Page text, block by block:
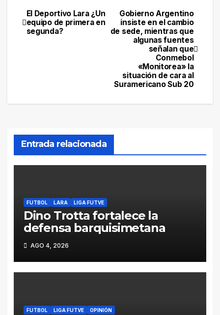
Navegación
de
Gobierno Argentino
insiste en el cambio
de sede, mientras que
algunas fuentes
señalan que
Conmebol
«Monitorea» la
situación de cara al
Suramericano Sub 20
El Deportivo Lara ¿Un
equipo de primera en
segunda?
Entrada relacionada
FUTBOL LARA LIGA FUTVE
Dino Trotta fortalece la
defensa barquisimetana
AGO 4, 2026
FUTBOL LIGA FUTVE OPINIÓN